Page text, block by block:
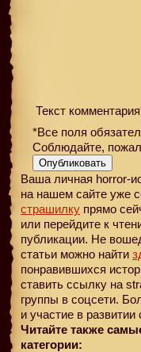
Текст
*Все поля
Соблюдайте,
Опубликовать
Ваша личная horror-
на нашем сайте уже
страшилку прямо
или перейдите к
публикации. Не
статьи можно найти
понравившихся
ставить ссылку на
группы в соцсети.
и участие в развитии
Читайте также
категории: